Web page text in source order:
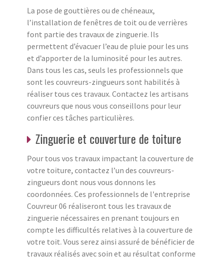
La pose de gouttières ou de chéneaux,
l’installation de fenêtres de toit ou de verrières
font partie des travaux de zinguerie. Ils
permettent d’évacuer l’eau de pluie pour les uns
et d’apporter de la luminosité pour les autres.
Dans tous les cas, seuls les professionnels que
sont les couvreurs-zingueurs sont habilités à
réaliser tous ces travaux. Contactez les artisans
couvreurs que nous vous conseillons pour leur
confier ces tâches particulières.
Zinguerie et couverture de toiture
Pour tous vos travaux impactant la couverture de
votre toiture, contactez l’un des couvreurs-
zingueurs dont nous vous donnons les
coordonnées. Ces professionnels de l'entreprise
Couvreur 06 réaliseront tous les travaux de
zinguerie nécessaires en prenant toujours en
compte les difficultés relatives à la couverture de
votre toit. Vous serez ainsi assuré de bénéficier de
travaux réalisés avec soin et au résultat conforme